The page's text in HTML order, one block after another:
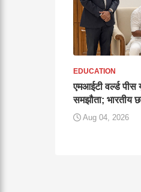
EDUCATION
एमआईटी वर्ल्ड पीस
समझौता; भारतीय
Aug 04, 2026